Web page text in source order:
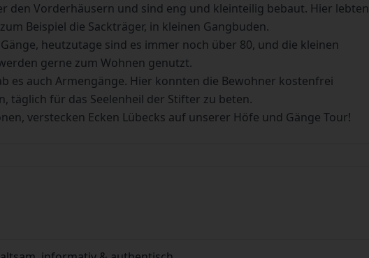
den Vorderhäusern und sind eng und kleinteilig bebaut. Hier lebten
Beispiel die Sackträger, in kleinen Gangbuden.
heutzutage sind es immer noch über 80, und die kleinen
gerne zum Wohnen genutzt.
es auch Armengänge. Hier konnten die Bewohner kostenfrei
täglich für das Seelenheil der Stifter zu beten.
verstecken Ecken Lübecks auf unserer Höfe und Gänge Tour!